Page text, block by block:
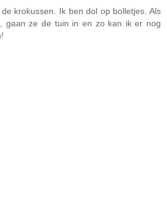
krokussen. Ik ben dol op bolletjes. Als
gaan ze de tuin in en zo kan ik er nog